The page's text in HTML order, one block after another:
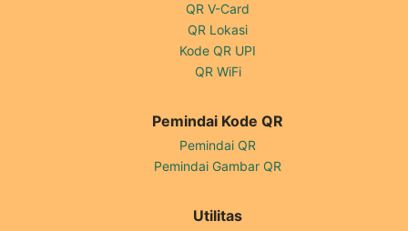
QR V-Card
QR Lokasi
Kode QR UPI
QR WiFi
Pemindai Kode QR
Pemindai QR
Pemindai Gambar QR
Utilitas